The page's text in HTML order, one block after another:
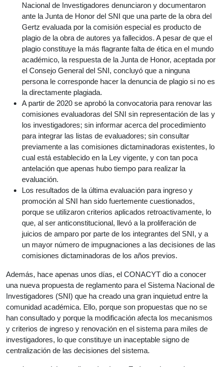
Nacional de Investigadores denunciaron y documentaron
ante la Junta de Honor del SNI que una parte de la obra del
Gertz evaluada por la comisión especial es producto de
plagio de la obra de autores ya fallecidos. A pesar de que el
plagio constituye la más flagrante falta de ética en el mundo
académico, la respuesta de la Junta de Honor, aceptada por
el Consejo General del SNI, concluyó que a ninguna
persona le corresponde hacer la denuncia de plagio si no es
la directamente plagiada.
A partir de 2020 se aprobó la convocatoria para renovar las
comisiones evaluadoras del SNI sin representación de las y
los investigadores; sin informar acerca del procedimiento
para integrar las listas de evaluadores; sin consultar
previamente a las comisiones dictaminadoras existentes, lo
cual está establecido en la Ley vigente, y con tan poca
antelación que apenas hubo tiempo para realizar la
evaluación.
Los resultados de la última evaluación para ingreso y
promoción al SNI han sido fuertemente cuestionados,
porque se utilizaron criterios aplicados retroactivamente, lo
que, al ser anticonstitucional, llevó a la proliferación de
juicios de amparo por parte de los integrantes del SNI, y a
un mayor número de impugnaciones a las decisiones de las
comisiones dictaminadoras de los años previos.
Además, hace apenas unos días, el CONACYT dio a conocer
una nueva propuesta de reglamento para el Sistema Nacional de
Investigadores (SNI) que ha creado una gran inquietud entre la
comunidad académica. Ello, porque son propuestas que no se
han consultado y porque la modificación afecta los mecanismos
y criterios de ingreso y renovación en el sistema para miles de
investigadores, lo que constituye un inaceptable signo de
centralización de las decisiones del sistema.